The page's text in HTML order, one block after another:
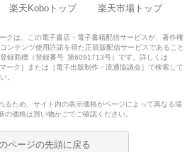
楽天Koboトップ 楽天市場トップ
クは、この電子書店・電子書籍配信サービスが、著作権
ンテンツ使用許諾を得た正規版配信サービスであること
録商標（登録番号 第6091713号）です。詳しくは
マーク］または［電子出版制作・流通協議会］で検索して
。
るため、サイト内の表示価格がページによって異なる場
の価格は買い物かごでご確認ください。
ページの先頭に戻る